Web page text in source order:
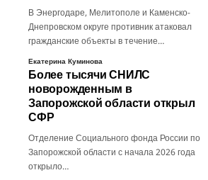
В Энергодаре, Мелитополе и Каменско-
Днепровском округе противник атаковал
гражданские объекты в течение…
Екатерина Куминова
Более тысячи СНИЛС
новорожденным в
Запорожской области открыл
СФР
Отделение Социального фонда России по
Запорожской области с начала 2026 года
открыло…